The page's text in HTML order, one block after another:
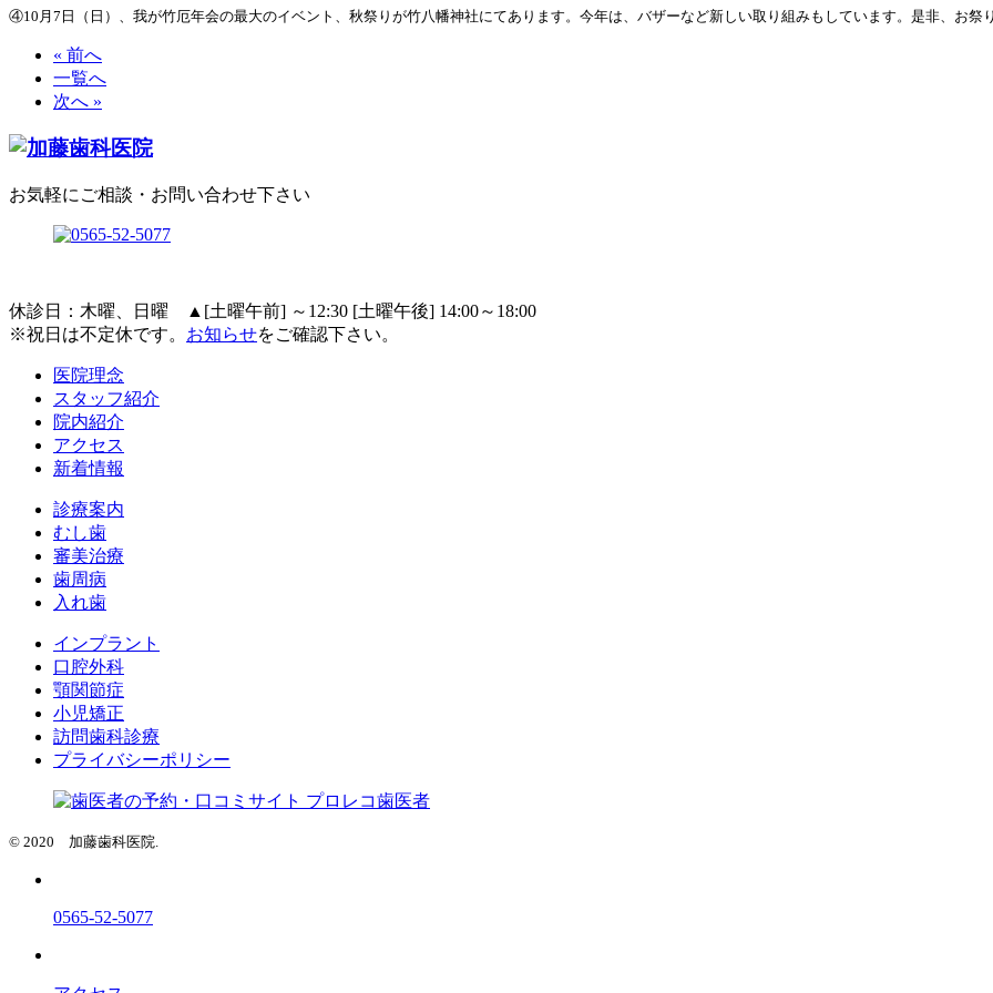
④10月7日（日）、我が竹厄年会の最大のイベント、秋祭りが竹八幡神社にてあります。今年は、バザーなど新しい取り組みもしています。是非、お祭
« 前へ
一覧へ
次へ »
お気軽にご相談・お問い合わせ下さい
休診日：木曜、日曜 ▲ [土曜午前] ～12:30 [土曜午後] 14:00～18:00
※祝日は不定休です。 お知らせをご確認下さい。
医院理念
スタッフ紹介
院内紹介
アクセス
新着情報
診療案内
むし歯
審美治療
歯周病
入れ歯
インプラント
口腔外科
顎関節症
小児矯正
訪問歯科診療
プライバシーポリシー
© 2020 加藤歯科医院.
0565-52-5077